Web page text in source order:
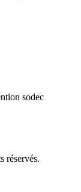
réservés.